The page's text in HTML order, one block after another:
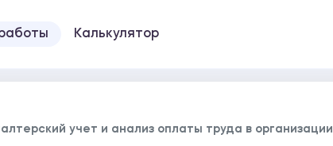
Калькулятор
учет и анализ оплаты труда в организации